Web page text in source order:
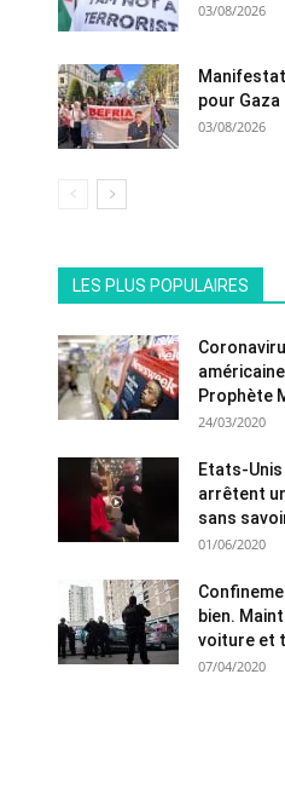
03/08/2026
pour Gaza
03/08/2026
LES PLUS POPULAIRES
24/03/2020
Etats-
arrêtent
sans
01/06/2020
bien.
voiture et
07/04/2020